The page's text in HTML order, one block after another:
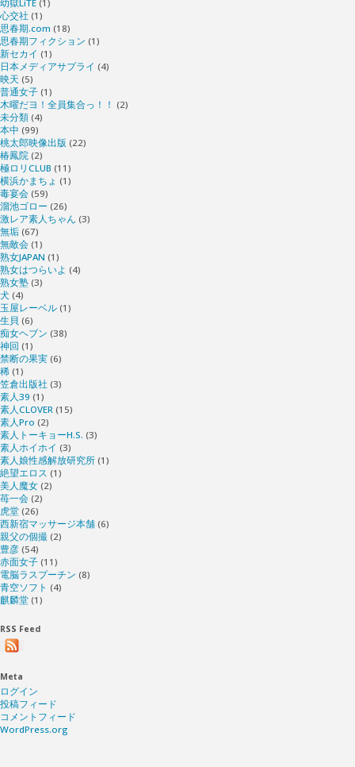
幼獄LiTE (1)
心交社 (1)
思春期.com (18)
思春期フィクション (1)
新セカイ (1)
日本メディアサプライ (4)
映天 (5)
普通女子 (1)
木曜だヨ！全員集合っ！！ (2)
未分類 (4)
本中 (99)
桃太郎映像出版 (22)
椿鳳院 (2)
極ロリCLUB (11)
横浜かまちょ (1)
毒宴会 (59)
溜池ゴロー (26)
激レア素人ちゃん (3)
無垢 (67)
無敵会 (1)
熟女JAPAN (1)
熟女はつらいよ (4)
熟女塾 (3)
犬 (4)
玉屋レーベル (1)
生貝 (6)
痴女ヘブン (38)
神回 (1)
禁断の果実 (6)
稀 (1)
笠倉出版社 (3)
素人39 (1)
素人CLOVER (15)
素人Pro (2)
素人トーキョーH.S. (3)
素人ホイホイ (3)
素人娘性感解放研究所 (1)
絶望エロス (1)
美人魔女 (2)
苺一会 (2)
虎堂 (26)
西新宿マッサージ本舗 (6)
親父の個撮 (2)
豊彦 (54)
赤面女子 (11)
電脳ラスプーチン (8)
青空ソフト (4)
麒麟堂 (1)
RSS Feed
Meta
ログイン
投稿フィード
コメントフィード
WordPress.org